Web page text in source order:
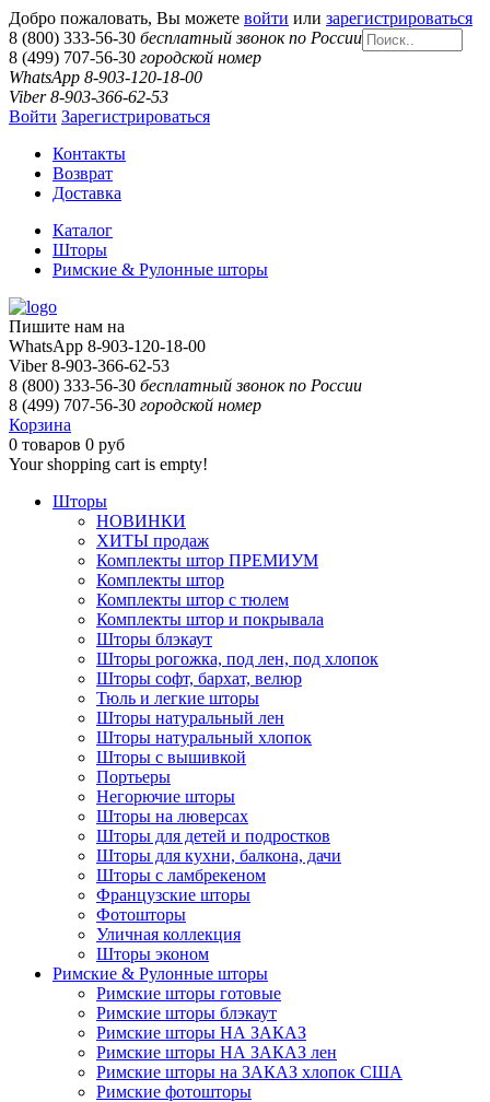
Добро пожаловать, Вы можете войти или зарегистрироваться
8 (800) 333-56-30 бесплатный звонок по России
8 (499) 707-56-30 городской номер
WhatsApp 8-903-120-18-00
Viber 8-903-366-62-53
Войти Зарегистрироваться
Контакты
Возврат
Доставка
Каталог
Шторы
Римские & Рулонные шторы
Пишите нам на
WhatsApp 8-903-120-18-00
Viber 8-903-366-62-53
8 (800) 333-56-30 бесплатный звонок по России
8 (499) 707-56-30 городской номер
Корзина
0 товаров 0 руб
Your shopping cart is empty!
Шторы
НОВИНКИ
ХИТЫ продаж
Комплекты штор ПРЕМИУМ
Комплекты штор
Комплекты штор с тюлем
Комплекты штор и покрывала
Шторы блэкаут
Шторы рогожка, под лен, под хлопок
Шторы софт, бархат, велюр
Тюль и легкие шторы
Шторы натуральный лен
Шторы натуральный хлопок
Шторы с вышивкой
Портьеры
Негорючие шторы
Шторы на люверсах
Шторы для детей и подростков
Шторы для кухни, балкона, дачи
Шторы с ламбрекеном
Французские шторы
Фотошторы
Уличная коллекция
Шторы эконом
Римские & Рулонные шторы
Римские шторы готовые
Римские шторы блэкаут
Римские шторы НА ЗАКАЗ
Римские шторы НА ЗАКАЗ лен
Римские шторы на ЗАКАЗ хлопок США
Римские фотошторы